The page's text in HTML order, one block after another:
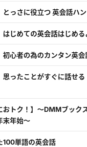
とっさに役立つ 英会話ハ
はじめての英会話はじめる
初心者の為のカンタン英
思ったことがすぐに話せ
おトク！】〜DMMブック
末年始〜
100単語の英会話